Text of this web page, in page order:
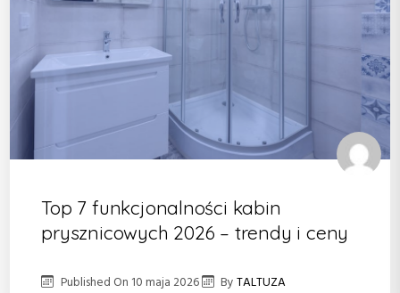
Top 7 funkcjonalności kabin
prysznicowych 2026 – trendy i ceny
Published On 10 maja 2026 ByTALTUZA